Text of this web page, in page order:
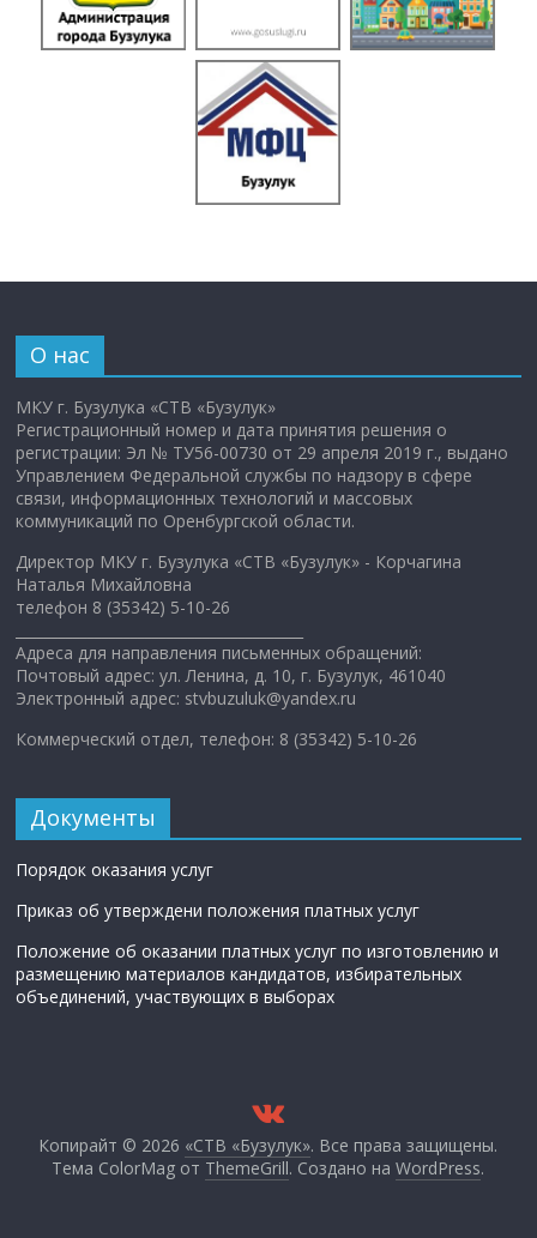
О нас
МКУ г. Бузулука «СТВ «Бузулук»
Регистрационный номер и дата принятия решения о
регистрации: Эл № ТУ56-00730 от 29 апреля 2019 г., выдано
Управлением Федеральной службы по надзору в сфере
связи, информационных технологий и массовых
коммуникаций по Оренбургской области.
Директор МКУ г. Бузулука «СТВ «Бузулук» - Корчагина
Наталья Михайловна
телефон 8 (35342) 5-10-26
Адреса для направления письменных обращений:
Почтовый адрес: ул. Ленина, д. 10, г. Бузулук, 461040
Электронный адрес: stvbuzuluk@yandex.ru
Коммерческий отдел, телефон: 8 (35342) 5-10-26
Документы
Порядок оказания услуг
Приказ об утверждени положения платных услуг
Положение об оказании платных услуг по изготовлению и
размещению материалов кандидатов, избирательных
объединений, участвующих в выборах
Копирайт © 2026 «СТВ «Бузулук». Все права защищены.
Тема ColorMag от ThemeGrill. Создано наWordPress.